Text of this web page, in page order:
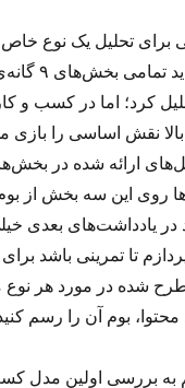
برای تحلیل یک نوع
و نوآوری در آن
کرد؛ اما در کسب و کار
نقش اساسی را بازی
ارائه شده در
روی این سه بخش از
یادداشت‌های بعدی
تا تمرینی باشد
شده در مورد هر
بوم آن را رسم
به بررسی اولین مدل